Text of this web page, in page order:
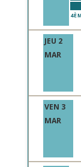
JEU 2
MAR
VEN 3
MAR